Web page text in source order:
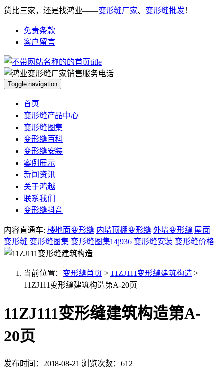
货比三家，还是找鸿业——变形缝厂家、 变形缝批发 ！
免责条款
客户留言
Toggle navigation
首页
变形缝产品中心
变形缝图集
变形缝百科
变形缝安装
案例展示
新闻资讯
关于鸿越
联系我们
变形缝抖音
内容直通车: 楼地面变形缝 内墙顶棚变形缝 外墙变形缝 屋面
变形缝 变形缝图集 变形缝图集14j936 变形缝安装 变形缝价格
当前位置： 变形缝首页 > 11ZJ111变形缝建筑构造 >
11ZJ111变形缝建筑构造第A-20页
11ZJ111变形缝建筑构造第A-
20页
发布时间：2018-08-21 浏览次数：612